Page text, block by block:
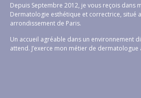
Depuis Septembre 2012, je vous reçois dans
Dermatologie esthétique et correctrice, situé
arrondissement de Paris.
Un accueil agréable dans un environnement
attend. J’exerce mon métier de